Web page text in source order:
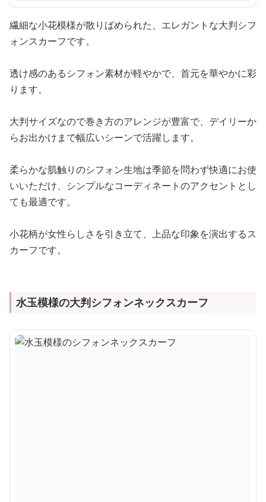
繊細な小花模様が散りばめられた、エレガントな大判シフ
ォンスカーフです。
透け感のあるシフォン素材が軽やかで、首元を華やかに彩
ります。
大判サイズなので巻き方のアレンジが豊富で、デイリーか
らお出かけまで幅広いシーンで活躍します。
柔らかな肌触りのシフォン生地は季節を問わず快適にお使
いいただけ、シンプルなコーディネートのアクセントとし
ても最適です。
小花柄が女性らしさを引き立て、上品な印象を演出するス
カーフです。
水玉模様の大判シフォンネックスカーフ